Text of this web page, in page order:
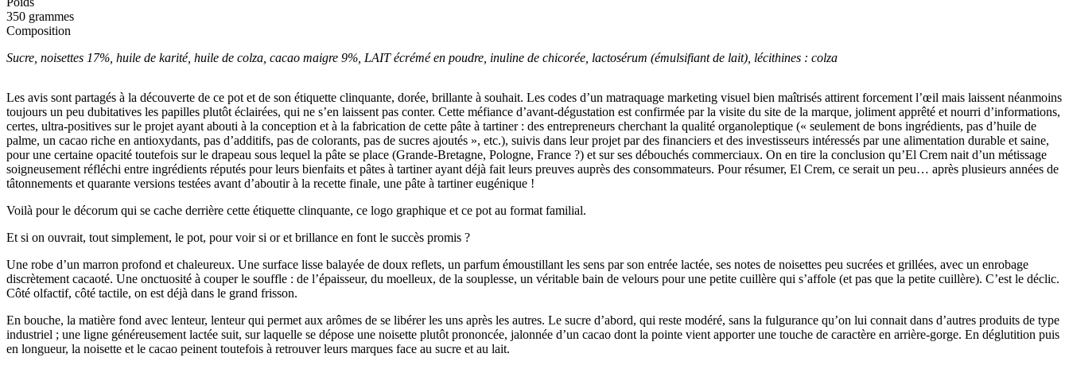
350 grammes
Composition
Sucre, noisettes 17%, huile de karité, huile de colza, cacao maigre 9%, LAIT écrémé en poudre, inuline de chicorée, lactosérum (émulsifiant de lait), lécithines : colza
Les avis sont partagés à la découverte de ce pot et de son étiquette clinquante, dorée, brillante à souhait. Les codes d’un matraquage marketing visuel bien maîtrisés attirent forcement l’œil mais laissent néanmoins
toujours un peu dubitatives les papilles plutôt éclairées, qui ne s’en laissent pas conter. Cette méfiance d’avant-dégustation est confirmée par la visite du site de la marque, joliment apprêté et nourri d’informations,
certes, ultra-positives sur le projet ayant abouti à la conception et à la fabrication de cette pâte à tartiner : des entrepreneurs cherchant la qualité organoleptique (« seulement de bons ingrédients, pas d’huile de
palme, un cacao riche en antioxydants, pas d’additifs, pas de colorants, pas de sucres ajoutés », etc.), suivis dans leur projet par des financiers et des investisseurs intéressés par une alimentation durable et saine,
pour une certaine opacité toutefois sur le drapeau sous lequel la pâte se place (Grande-Bretagne, Pologne, France ?) et sur ses débouchés commerciaux. On en tire la conclusion qu’El Crem nait d’un métissage
soigneusement réfléchi entre ingrédients réputés pour leurs bienfaits et pâtes à tartiner ayant déjà fait leurs preuves auprès des consommateurs. Pour résumer, El Crem, ce serait un peu… après plusieurs années de
tâtonnements et quarante versions testées avant d’aboutir à la recette finale, une pâte à tartiner eugénique !
Voilà pour le décorum qui se cache derrière cette étiquette clinquante, ce logo graphique et ce pot au format familial.
Et si on ouvrait, tout simplement, le pot, pour voir si or et brillance en font le succès promis ?
Une robe d’un marron profond et chaleureux. Une surface lisse balayée de doux reflets, un parfum émoustillant les sens par son entrée lactée, ses notes de noisettes peu sucrées et grillées, avec un enrobage
discrètement cacaoté. Une onctuosité à couper le souffle : de l’épaisseur, du moelleux, de la souplesse, un véritable bain de velours pour une petite cuillère qui s’affole (et pas que la petite cuillère). C’est le déclic.
Côté olfactif, côté tactile, on est déjà dans le grand frisson.
En bouche, la matière fond avec lenteur, lenteur qui permet aux arômes de se libérer les uns après les autres. Le sucre d’abord, qui reste modéré, sans la fulgurance qu’on lui connait dans d’autres produits de type
industriel ; une ligne généreusement lactée suit, sur laquelle se dépose une noisette plutôt prononcée, jalonnée d’un cacao dont la pointe vient apporter une touche de caractère en arrière-gorge. En déglutition puis
en longueur, la noisette et le cacao peinent toutefois à retrouver leurs marques face au sucre et au lait.